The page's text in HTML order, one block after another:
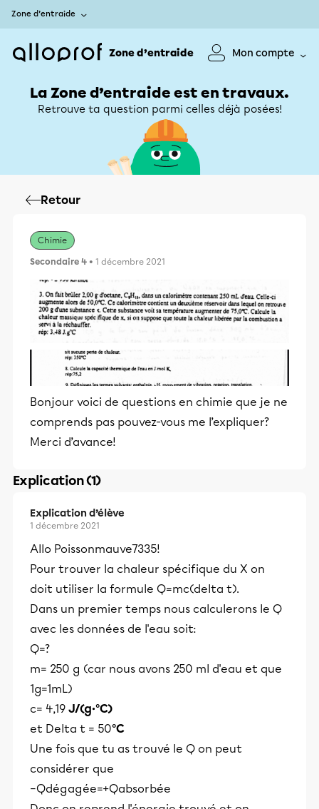
Zone d’entraide
Zone d’entraide Mon compte
La Zone d’entraide est en travaux.
Retrouve ta question parmi celles déjà posées!
Retour
Chimie
Secondaire 4 • 1 décembre 2021
Bonjour voici de questions en chimie que je ne
comprends pas pouvez-vous me l’expliquer?
Merci d’avance!
Explication (1)
Explication d’élève
1 décembre 2021
Allo Poissonmauve7335!
Pour trouver la chaleur spécifique du X on
doit utiliser la formule Q=mc(delta t).
Dans un premier temps nous calculerons le Q
avec les données de l'eau soit:
Q=?
m= 250 g (car nous avons 250 ml d'eau et que
1g=1mL)
c= 4,19 J/(g·°C)
et Delta t = 50°C
Une fois que tu as trouvé le Q on peut
considérer que
−Qdégagée=+Qabsorbée